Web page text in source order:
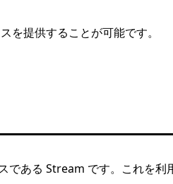
を提供することが可能です。
である Stream です。これを